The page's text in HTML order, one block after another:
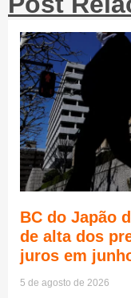
BC do Japão
de alta dos
juros em
5 de agosto de 2026